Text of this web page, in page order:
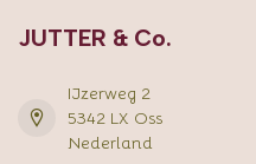
JUTTER & Co.
IJzerweg 2
5342 LX Oss
Nederland